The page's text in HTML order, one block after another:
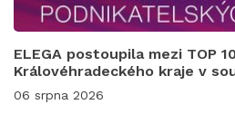
ELEGA postoupila mezi TOP
Královéhradeckého kraje v
06 srpna 2026